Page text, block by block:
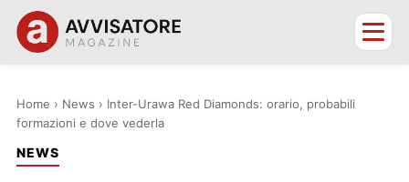
Home › News › Inter-Urawa Red Diamonds: orario, probabili
formazioni e dove vederla
NEWS